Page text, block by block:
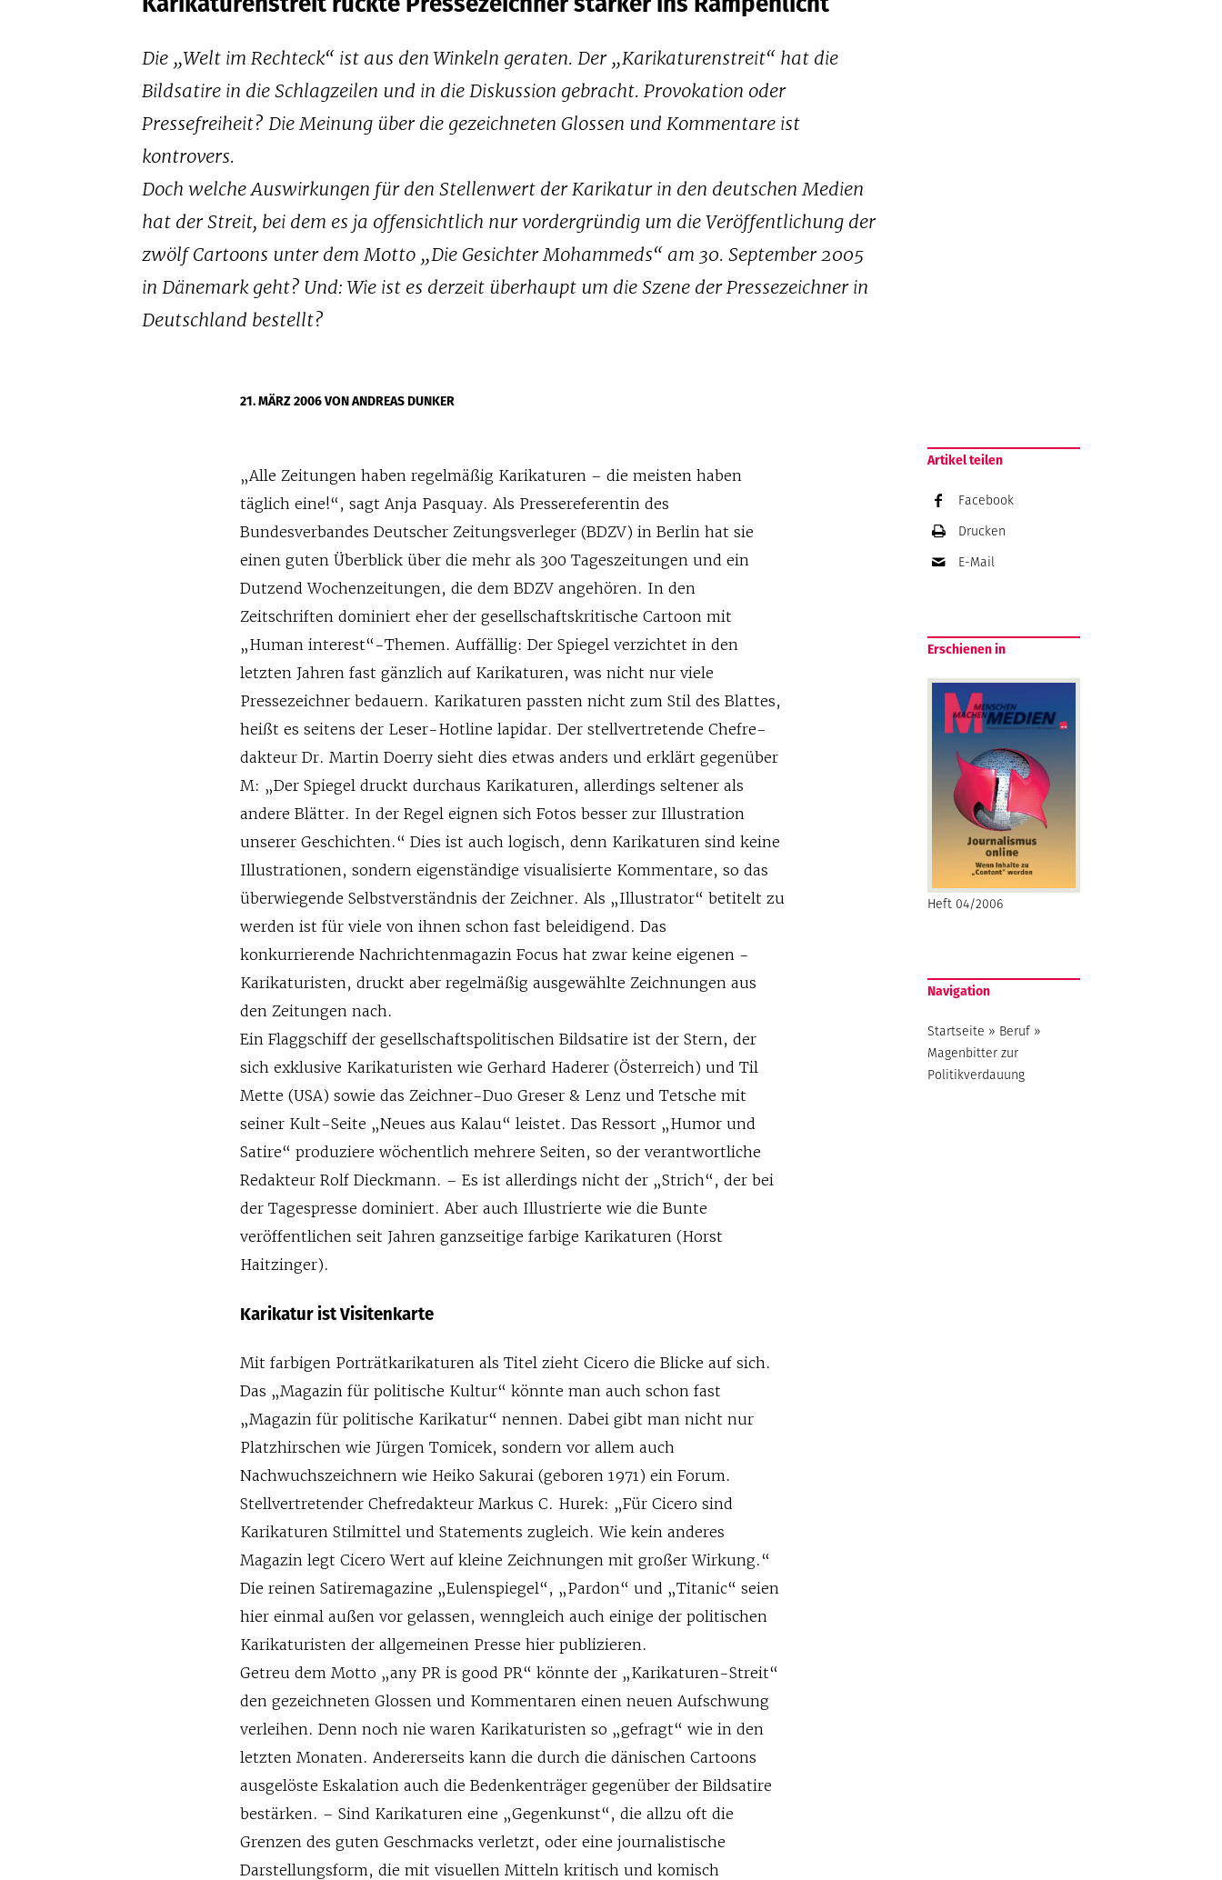
Die „Welt im Rechteck“ ist aus den Winkeln geraten. Der „Karikaturenstreit“ hat die
Bildsatire in die Schlagzeilen und in die Dis­kussion gebracht. Provokation oder
Pressefreiheit? Die Meinung über die gezeichneten Glossen und Kommentare ist
kontrovers.
Doch welche Auswirkungen für den Stellenwert der Karikatur in den deutschen Medien
hat der Streit, bei dem es ja offensichtlich nur vordergründig um die Veröffentlichung der
zwölf Cartoons unter dem Motto „Die Gesichter Mohammeds“ am 30. September 2005
in Dänemark geht? Und: Wie ist es derzeit überhaupt um die Szene der Pressezeichner in
Deutschland bestellt?
21. MÄRZ 2006VON ANDREAS DUNKER
„Alle Zeitungen haben regelmäßig Karikaturen – die meisten haben
täglich eine!“, sagt Anja Pasquay. Als Pressereferentin des
Bundesverbandes Deutscher Zeitungsverleger (BDZV) in Berlin hat sie
einen guten Überblick über die mehr als 300 Tages­zeitungen und ein
Dutzend Wochenzeitungen, die dem BDZV angehören. In den
Zeitschriften dominiert eher der gesellschaftskritische Cartoon mit
„Human interest“-Themen. Auffällig: Der Spiegel verzichtet in den
letzten Jahren fast gänzlich auf Karikaturen, was nicht nur viele
Pressezeichner bedauern. Karikaturen passten nicht zum Stil des Blattes,
heißt es seitens der Leser-Hotline lapidar. Der stellver­tretende Chefre­
dakteur Dr. Martin Doerry sieht dies etwas anders und erklärt gegenüber
M: „Der Spiegel druckt durchaus Karikaturen, allerdings seltener als
andere Blätter. In der Regel eignen sich Fotos besser zur Illustration
unserer Geschichten.“ Dies ist auch logisch, denn Karika­turen sind keine
Illust­rationen, sondern eigenständige vi­su­a­lisierte Kommentare, so das
überwiegende Selbstverständnis der Zeichner. Als „Illustrator“ betitelt zu
werden ist für viele von ihnen schon fast beleidigend. Das
konkurrierende Nachrichtenmagazin Focus hat zwar keine eigenen ­
Karikaturisten, druckt aber regel­mäßig ausgewählte Zeichnungen aus
den Zeitungen nach.
Ein Flaggschiff der gesellschaftspolitischen Bildsatire ist der Stern, der
sich exklusive Karikaturisten wie Gerhard ­Haderer (Österreich) und Til
Mette (USA) sowie das Zeichner-Duo Greser & Lenz und Tetsche mit
seiner Kult-Seite „Neues aus Kalau“ leistet. Das Ressort „Humor und
Satire“ produziere wöchentlich mehrere Seiten, so der verantwortliche
Redakteur Rolf Dieckmann. – Es ist allerdings nicht der „Strich“, der bei
der Tagespresse dominiert. Aber auch Illustrierte wie die Bunte
veröffentlichen seit Jahren ganzseitige farbige Karikaturen (Horst
Haitzinger).
Karikatur ist Visitenkarte
Mit farbigen Porträtkarikaturen als Titel zieht Cicero die Blicke auf sich.
Das „Magazin für politische Kultur“ könnte man auch schon fast
„Magazin für politische Karikatur“ nennen. Dabei gibt man nicht nur
Platz­hirschen wie Jürgen Tomicek, sondern vor allem auch
Nachwuchszeichnern wie Heiko Sakurai (geboren 1971) ein Forum.
Stellvertretender Chefredakteur Markus C. Hurek: „Für Cicero sind
Karikaturen Stilmittel und Statements zugleich. Wie kein anderes
Magazin legt Cicero Wert auf kleine Zeichnungen mit großer Wirkung.“
Die reinen Satiremagazine „Eulenspiegel“, „Pardon“ und „Titanic“ seien
hier einmal außen vor gelassen, wenngleich auch einige der poli­tischen
Karikaturisten der allgemeinen Presse hier publizieren.
Getreu dem Motto „any PR is good PR“ könnte der „Karikaturen-Streit“
den gezeichneten Glossen und Kommentaren einen neuen Aufschwung
verleihen. Denn noch nie waren Karikaturisten so „gefragt“ wie in den
letzten Monaten. Andererseits kann die durch die dänischen Cartoons
ausgelöste Eskalation auch die Bedenkenträger gegenüber der Bildsatire
bestärken. – Sind Karikaturen eine „Gegenkunst“, die allzu oft die
Grenzen des guten Geschmacks verletzt, oder eine journalis­tische
Darstellungsform, die mit visuellen Mitteln kritisch und komisch
Artikel teilen
Facebook
Drucken
E-Mail
Erschienen in
Heft 04/2006
Navigation
Startseite » Beruf»
Magenbitter zur
Politikverdauung